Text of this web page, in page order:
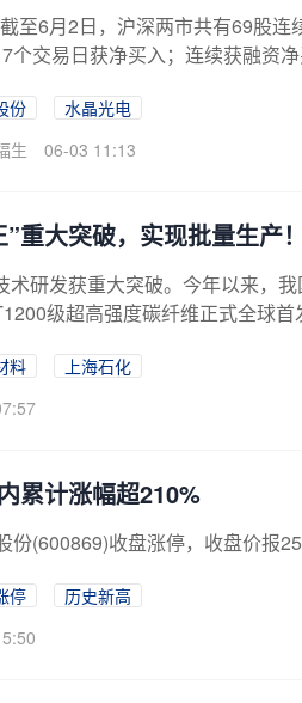
至6月2日，沪深两市共有69股
个交易日获净买入；连续获融资
份
水晶光电
生 06-03 11:13
”重大突破，实现批量生产
术研发获重大突破。今年以来，
级超高强度碳纤维正式全球
料
上海石化
累计涨幅超210%
份(600869)收盘涨停，收盘价报
停
历史新高